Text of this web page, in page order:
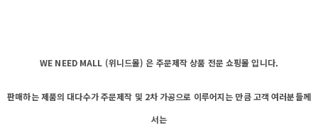
WE NEED MALL (위니드몰) 은 주문제작 상품 전문 쇼핑몰 입니다.
판매하는 제품의 대다수가 주문제작 및 2차 가공으로 이루어지는 만큼 고객 여러분들께
서는